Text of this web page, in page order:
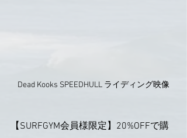
Dead Kooks SPEEDHULL ライディング映像
【SURFGYM会員様限定】20%OFFで購